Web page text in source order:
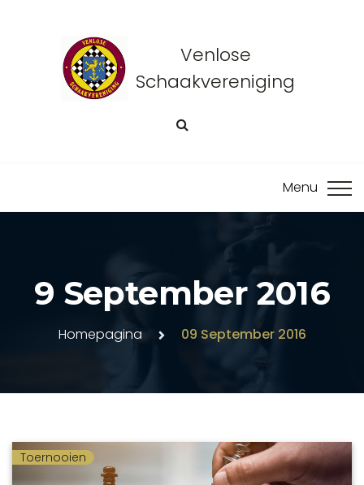
Venlose
Schaakvereniging
9 September 2016
Homepagina 09 September 2016
Toernooien